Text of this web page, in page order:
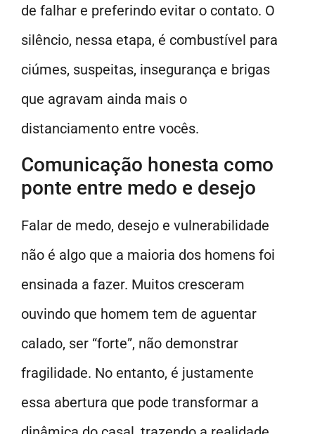
de falhar e preferindo evitar o contato. O
silêncio, nessa etapa, é combustível para
ciúmes, suspeitas, insegurança e brigas
que agravam ainda mais o
distanciamento entre vocês.
Comunicação honesta como
ponte entre medo e desejo
Falar de medo, desejo e vulnerabilidade
não é algo que a maioria dos homens foi
ensinada a fazer. Muitos cresceram
ouvindo que homem tem de aguentar
calado, ser “forte”, não demonstrar
fragilidade. No entanto, é justamente
essa abertura que pode transformar a